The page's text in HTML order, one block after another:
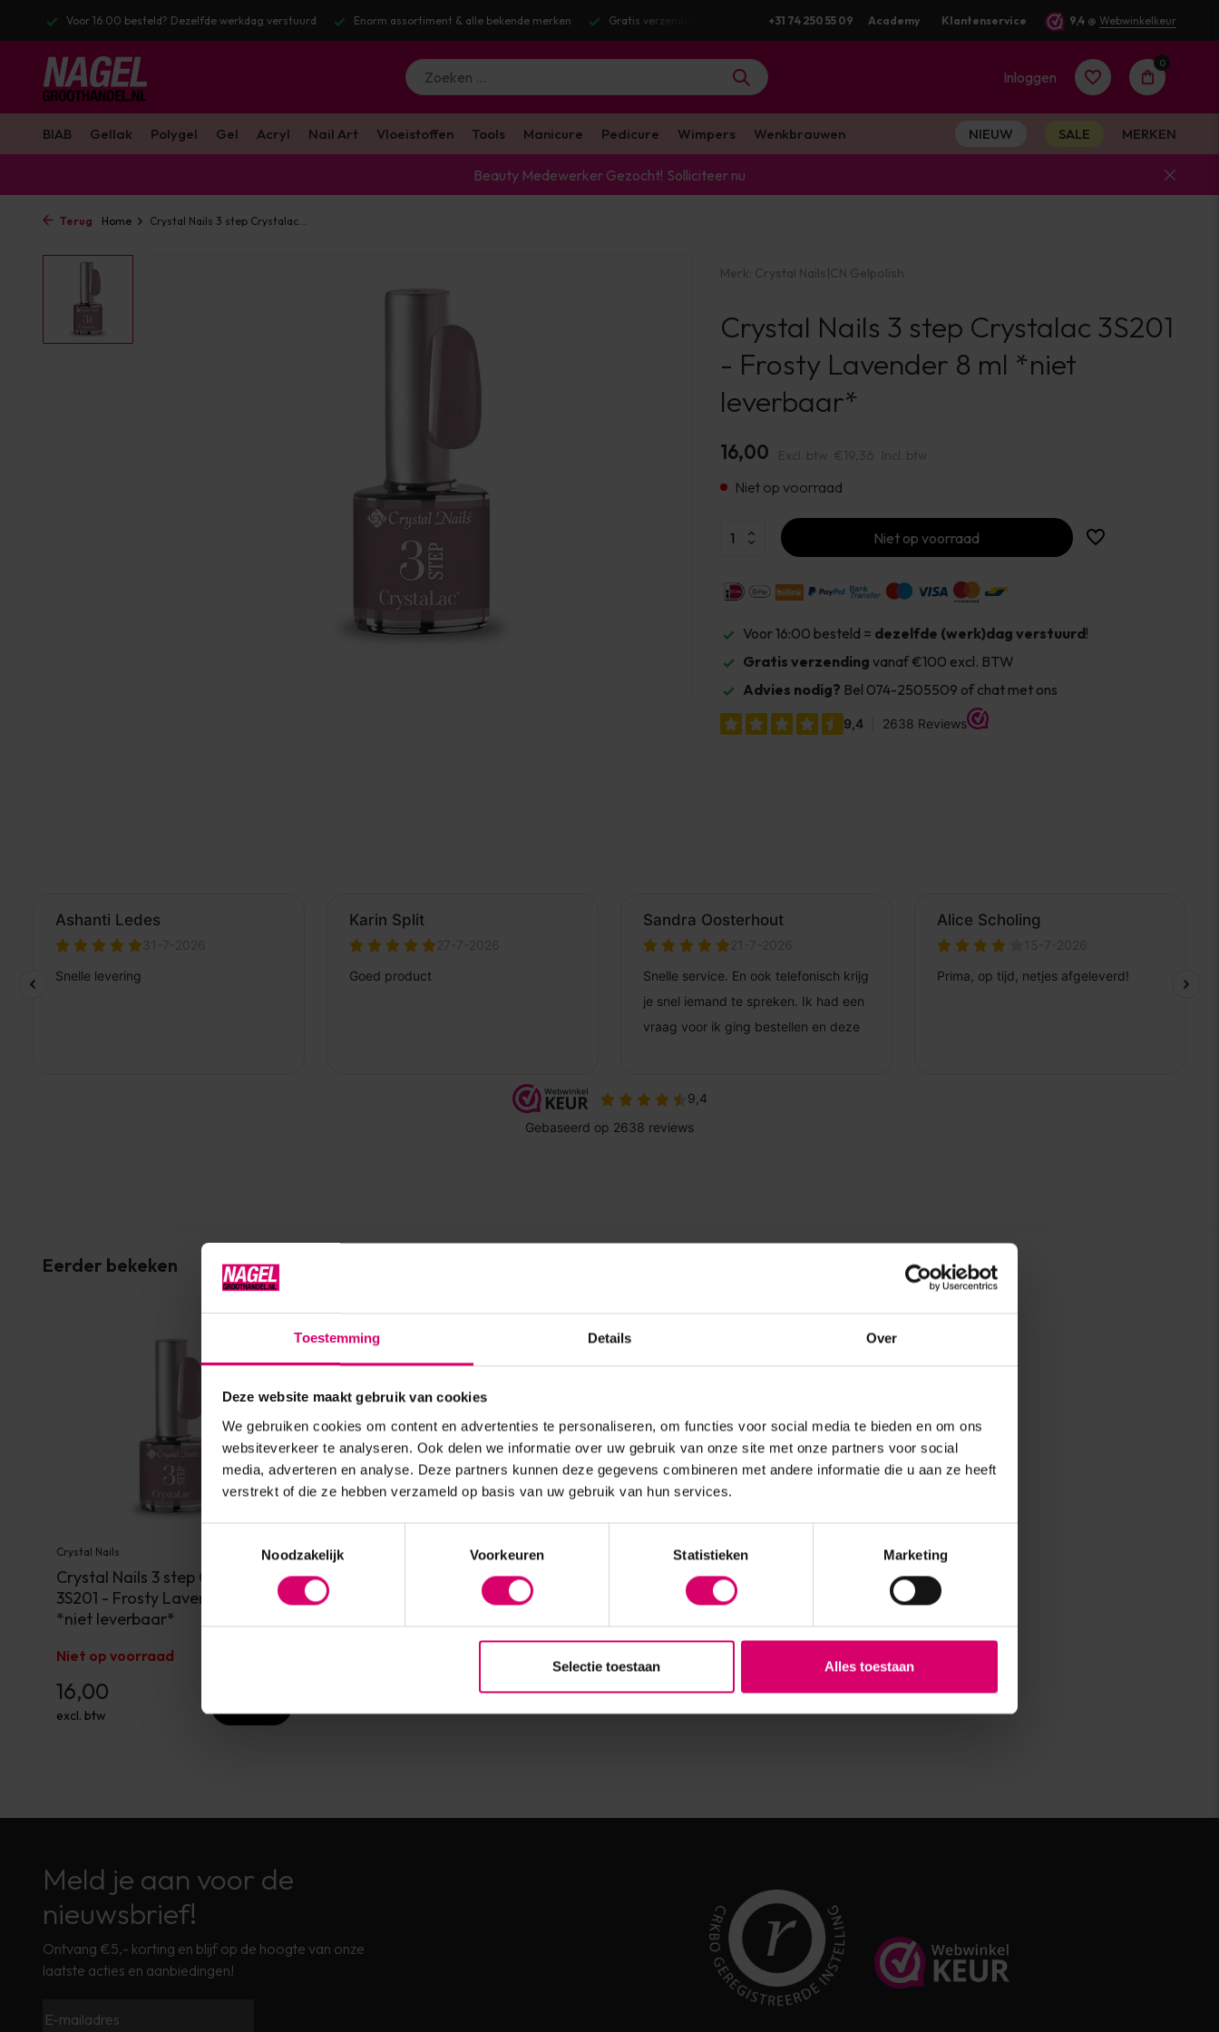
Toestemming Details Over
Deze website maakt gebruik van cookies
We gebruiken cookies om content en advertenties te personaliseren, om functies voor social media te bieden en om ons
websiteverkeer te analyseren. Ook delen we informatie over uw gebruik van onze site met onze partners voor social
media, adverteren en analyse. Deze partners kunnen deze gegevens combineren met andere informatie die u aan ze heeft
verstrekt of die ze hebben verzameld op basis van uw gebruik van hun services.
Noodzakelijk
Voorkeuren Statistieken Marketing
Selectie toestaan Alles toestaan
Voor 16:00 besteld? Dezelfde werkdag verstuurd Enorm assortiment & alle bekende merken Gratis verzending v.a. €100 excl. BTW Voor 16:00 besteld? Dezelfde werkdag verstuurd
+31 74 250 55 09 Academy Klantenservice 9,4 @ Webwinkelkeur
Inloggen
Account
aanmaken
0
BIAB Gellak Polygel Gel Acryl Nail Art Vloeistoffen Tools Manicure Pedicure Wimpers Wenkbrauwen NIEUW SALE MERKEN
Beauty Medewerker Gezocht! Solliciteer nu
Terug Home Crystal Nails 3 step Crystalac...
Merk: Crystal Nails|CN Gelpolish
Crystal Nails 3 step Crystalac 3S201
- Frosty Lavender 8 ml *niet
leverbaar*
16,00 Excl. btw €19,36 Incl. btw
Niet op voorraad
Niet op voorraad
Voor 16:00 besteld = dezelfde (werk)dag verstuurd!
Gratis verzending vanaf €100 excl. BTW
Advies nodig? Bel 074-2505509 of chat met ons
Eerder bekeken
Crystal Nails
Crystal Nails 3 step Crystalac
3S201 - Frosty Lavender 8 ml
*niet leverbaar*
Niet op voorraad
16,00
excl. btw
Meld je aan voor de
nieuwsbrief!
Ontvang €5,- korting en blijf op de hoogte van onze
laatste acties en aanbiedingen!